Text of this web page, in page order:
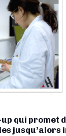
qui promet
jusqu’alors